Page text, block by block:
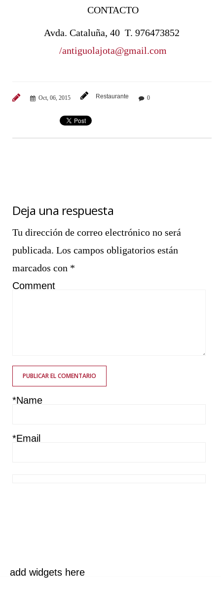
CONTACTO
Avda. Cataluña, 40 T. 976473852
/antiguolajota@gmail.com
Oct, 06, 2015 Restaurante 0
Deja una respuesta
Tu dirección de correo electrónico no será
publicada. Los campos obligatorios están
marcados con *
Comment
PUBLICAR EL COMENTARIO
*Name
*Email
add widgets here